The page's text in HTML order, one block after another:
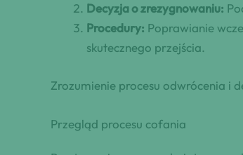
Decyzja o zrezygnowaniu:
Procedury: Poprawianie
skutecznego przejścia.
Zrozumienie procesu odwrócenia i
Przegląd procesu cofania